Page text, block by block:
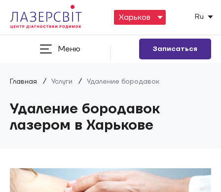
Ru
Меню Записаться
Главная / Услуги / Удаление бородавок
Удаление бородавок
лазером в Харькове